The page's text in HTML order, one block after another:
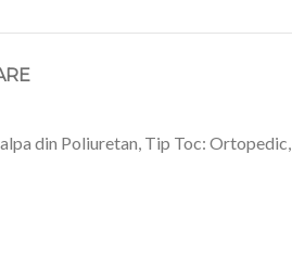
din Poliuretan, Tip Toc: Ortopedic,